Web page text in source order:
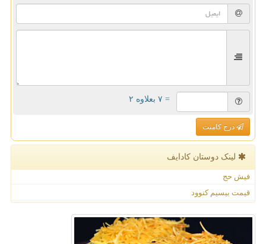
= ۷ بعلاوه ۲
درج کامنت
لینک دوستان كادایف
فیش حج
قیمت بیسیم کنوود